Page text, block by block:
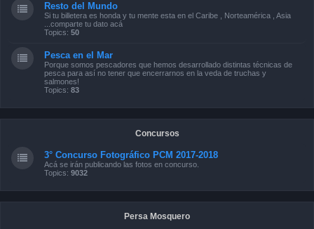
Resto del Mundo
Si tu billetera es honda y tu mente esta en el Caribe , Norteamérica , Asia
...comparte tu dato acá
Topics: 50
Pesca en el Mar
Porque somos pescadores que hemos desarrollado distintas técnicas de
pesca para así no tener que encerrarnos en la veda de truchas y
salmones!
Topics: 83
Concursos
3° Concurso Fotográfico PCM 2017-2018
Acá se irán publicando las fotos en concurso.
Topics: 9032
Persa Mosquero